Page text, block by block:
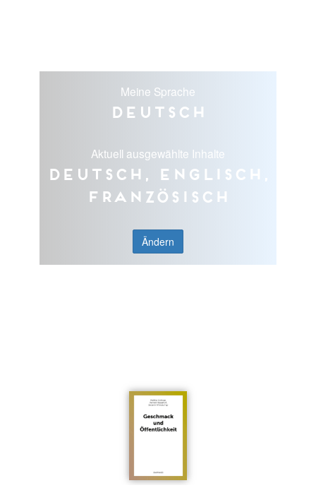
Meine Sprache
Deutsch
Aktuell ausgewählte Inhalte
Deutsch, Englisch,
Französisch
Ändern